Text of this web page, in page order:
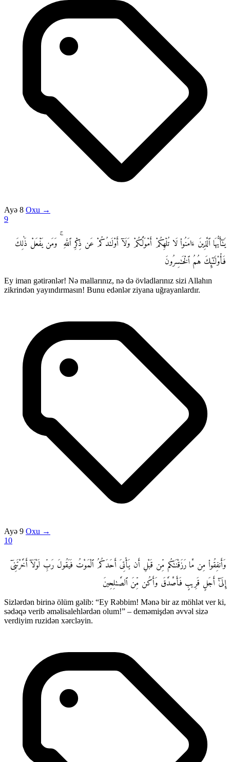
Ayə 8 Oxu →
9
يَـٰٓأَيُّهَا ٱلَّذِينَ ءَامَنُوا۟ لَا تُلْهِكُمْ أَمْوَٰلُكُمْ وَلَآ أَوْلَـٰدُكُمْ عَن ذِكْرِ ٱللَّهِ ۚ وَمَن يَفْعَلْ ذَٰلِكَ
فَأُو۟لَـٰٓئِكَ هُمُ ٱلْخَـٰسِرُونَ
Ey iman gətirənlər! Nə mallarınız, nə də övladlarınız sizi Allahın
zikrindən yayındırmasın! Bunu edənlər ziyana uğrayanlardır.
Ayə 9 Oxu →
10
وَأَنفِقُوا۟ مِن مَّا رَزَقْنَـٰكُم مِّن قَبْلِ أَن يَأْتِىَ أَحَدَكُمُ ٱلْمَوْتُ فَيَقُولَ رَبِّ لَوْلَآ أَخَّرْتَنِىٓ
إِلَىٰٓ أَجَلٍ قَرِيبٍ فَأَصَّدَّقَ وَأَكُن مِّنَ ٱلصَّـٰلِحِينَ
Sizlərdən birinə ölüm gəlib: “Ey Rəbbim! Mənə bir az möhlət ver ki,
sədəqə verib əməlisalehlərdən olum!” – deməmişdən əvvəl sizə
verdiyim ruzidən xərcləyin.